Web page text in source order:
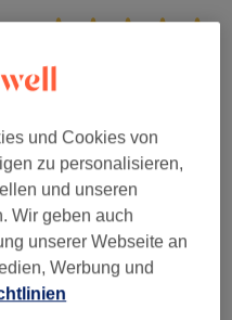
und Cookies von
zu personalisieren,
und unseren
Wir geben auch
unserer Webseite an
Werbung und